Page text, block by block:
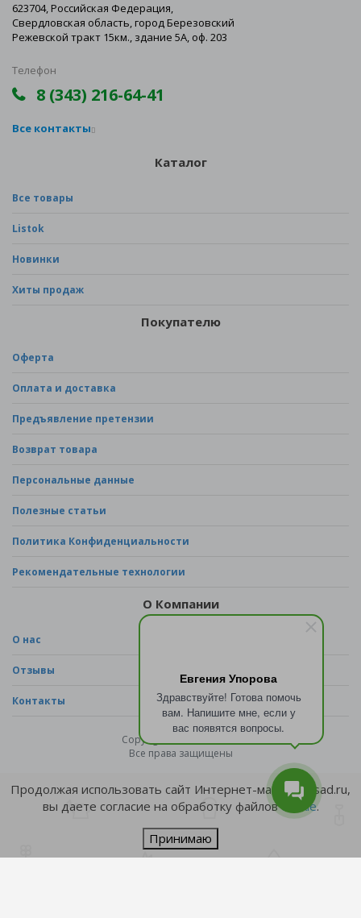
Евгения Упорова
Здравствуйте! Готова помочь
вам. Напишите мне, если у
вас появятся вопросы.
623704, Российская Федерация,
Свердловская область, город Березовский
Режевской тракт 15км., здание 5А, оф. 203
Телефон
8 (343) 216-64-41
Все контакты
Каталог
Все товары
Listok
Новинки
Хиты продаж
Покупателю
Оферта
Оплата и доставка
Предъявление претензии
Возврат товара
Персональные данные
Полезные статьи
Политика Конфиденциальности
Рекомендательные технологии
О Компании
О нас
Отзывы
Контакты
Copyright © 2026 - sad.ru
Все права защищены
Продолжая использовать сайт Интернет-магазина sad.ru,
вы даете согласие на обработку файловcookie.
Принимаю